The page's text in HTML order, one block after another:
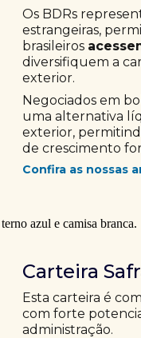
Os BDRs
estrangeiras,
brasileiros
diversifiquem a
exterior.
Negociados em
uma alternativa
exterior,
de crescimento
Confira as nossas
Carteira
Esta carteira é
com forte
administração.